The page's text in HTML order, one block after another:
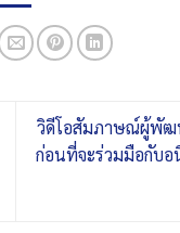
วิดีโอสัมภาษณ์ผู้พัฒน
ก่อนที่จะร่วมมือกับอ